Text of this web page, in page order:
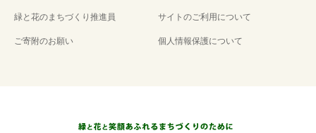
緑と花のまちづくり推進員
ご寄附のお願い
サイトのご利用について
個人情報保護について